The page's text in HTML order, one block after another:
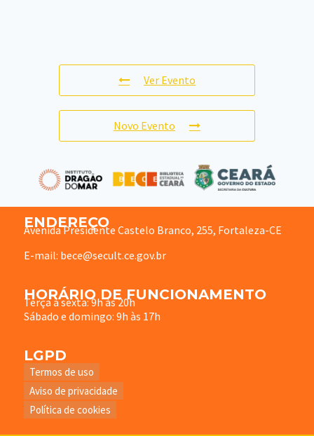
Ver Evento
Novo Evento
ENDEREÇO
Avenida Presidente Castelo Branco, 255, Fortaleza-CE
E-mail: bece@secult.ce.gov.br
HORÁRIO DE FUNCIONAMENTO
Terça à sexta: 9h às 20h
Sábado e domingo: 9h às 17h
LGPD
Termos de uso
Aviso de privacidade
Política de cookies